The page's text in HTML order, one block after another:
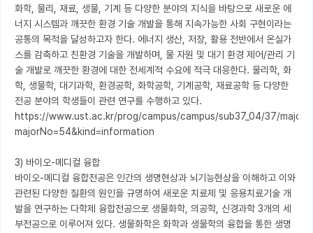
화학, 물리, 재료, 생물, 기계 등 다양한 분야의 지식을 바탕으로 새로운 에
너지 시스템과 깨끗한 환경 기술 개발을 통해 지속가능한 사회 구현이라는
공통의 목적을 달성하고자 한다. 에너지 생산, 저장, 활용 전반에서 온실가
스를 감축하고 친환경 기술을 개발하며, 물 자원 및 대기 환경 제어/관리 기
술 개발로 깨끗한 환경에 대한 전세계적 수요에 적극 대응한다. 물리학, 화
학, 생물학, 대기과학, 환경공학, 화학공학, 기계공학, 재료공학 등 다양한
전공 분야의 학생들이 관련 연구를 수행하고 있다.
https://www.ust.ac.kr/prog/campus/campus/sub37_04/37/
majorNo=54&kind=information
3) 바이오-메디컬 융합
바이오-메디컬 융합전공은 인간의 생명현상과 뇌기능현상을 이해하고 이와
관련된 다양한 질환의 원인을 규명하여 새로운 치료제 및 응용치료기술 개
발을 연구하는 다학제 융합전공으로 생물화학, 의공학, 신경과학 3개의 세
부전공으로 이루어져 있다. 생물화학은 화학과 생물학의 융합을 통한 생명